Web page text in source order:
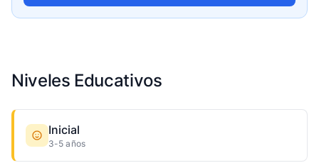
Niveles Educativos
Inicial
3-5 años